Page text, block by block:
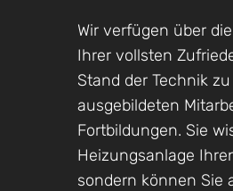
Wir verfügen über
Ihrer vollsten
Stand der Technik
ausgebildeten
Fortbildungen. Sie
Heizungsanlage
sondern können Sie